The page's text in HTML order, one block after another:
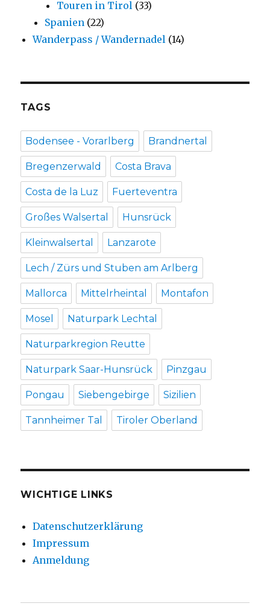
Touren in Tirol (33)
Spanien (22)
Wanderpass / Wandernadel (14)
TAGS
Bodensee - Vorarlberg Brandnertal
Bregenzerwald Costa Brava
Costa de la Luz Fuerteventra
Großes Walsertal Hunsrück
Kleinwalsertal Lanzarote
Lech / Zürs und Stuben am Arlberg
Mallorca Mittelrheintal Montafon
Mosel Naturpark Lechtal
Naturparkregion Reutte
Naturpark Saar-Hunsrück Pinzgau
Pongau Siebengebirge Sizilien
Tannheimer Tal Tiroler Oberland
WICHTIGE LINKS
Datenschutzerklärung
Impressum
Anmeldung